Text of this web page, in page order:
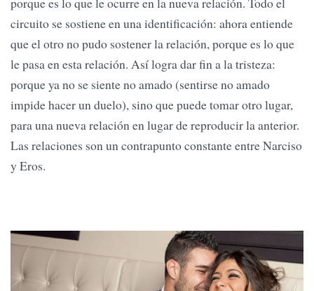
circuito se sostiene en una identificación: ahora entiende
que el otro no pudo sostener la relación, porque es lo que
le pasa en esta relación. Así logra dar fin a la tristeza:
porque ya no se siente no amado (sentirse no amado
impide hacer un duelo), sino que puede tomar otro lugar,
para una nueva relación en lugar de reproducir la anterior.
Las relaciones son un contrapunto constante entre Narciso
y Eros.